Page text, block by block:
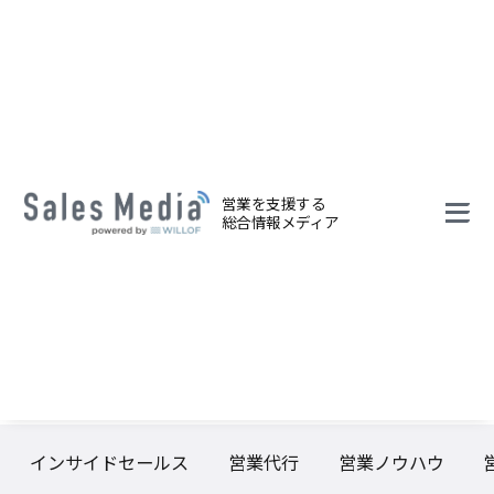
営業を支援する
総合情報メディア
インサイドセールス 営業代行 営業ノウハウ